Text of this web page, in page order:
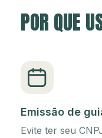
POR QUE
Emissão de
Evite ter seu